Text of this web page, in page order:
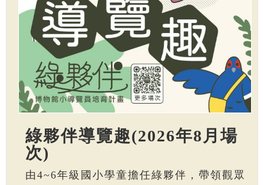
綠夥伴導覽趣(2026年8月場
次)
由4~6年級國小學童擔任綠夥伴，帶領觀眾